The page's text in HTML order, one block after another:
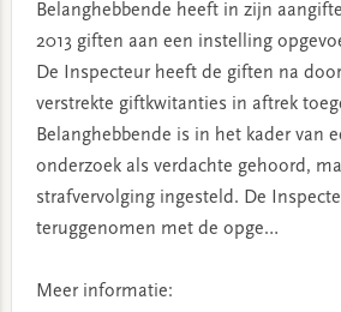
Belanghebbende heeft in zijn
2013 giften aan een instelling
De Inspecteur heeft de giften na
verstrekte giftkwitanties in aftrek
Belanghebbende is in het kader van
onderzoek als verdachte gehoord,
strafvervolging ingesteld. De
teruggenomen met de opge…
Meer informatie: